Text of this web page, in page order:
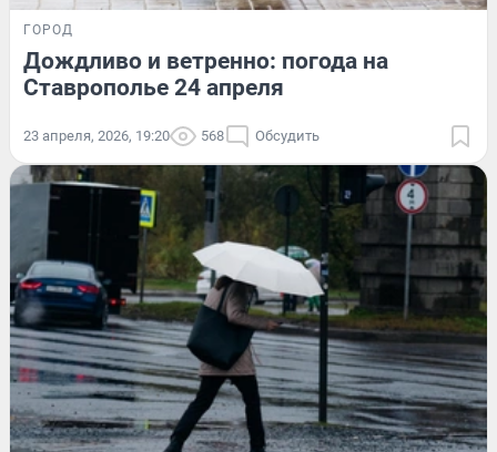
ГОРОД
Дождливо и ветренно: погода на
Ставрополье 24 апреля
23 апреля, 2026, 19:20 568 Обсудить